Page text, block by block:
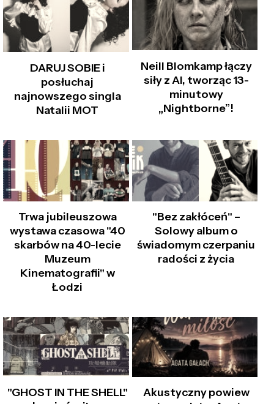
DARUJ SOBIE i
posłuchaj
najnowszego singla
Natalii MOT
Neill Blomkamp łączy
siły z AI, tworząc 13-
minutowy
„Nightborne”!
Trwa jubileuszowa
wystawa czasowa "40
skarbów na 40-lecie
Muzeum
Kinematografii" w
Łodzi
"Bez zakłóceń" –
Solowy album o
świadomym czerpaniu
radości z życia
"GHOST IN THE SHELL"
Akustyczny powiew